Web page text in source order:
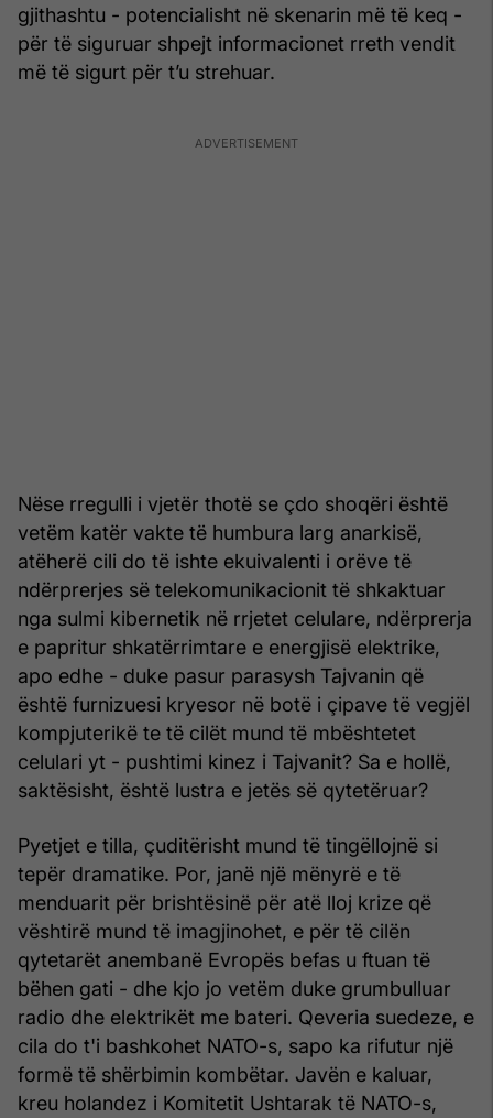
gjithashtu - potencialisht në skenarin më të keq -
për të siguruar shpejt informacionet rreth vendit
më të sigurt për t’u strehuar.
Nëse rregulli i vjetër thotë se çdo shoqëri është
vetëm katër vakte të humbura larg anarkisë,
atëherë cili do të ishte ekuivalenti i orëve të
ndërprerjes së telekomunikacionit të shkaktuar
nga sulmi kibernetik në rrjetet celulare, ndërprerja
e papritur shkatërrimtare e energjisë elektrike,
apo edhe - duke pasur parasysh Tajvanin që
është furnizuesi kryesor në botë i çipave të vegjël
kompjuterikë te të cilët mund të mbështetet
celulari yt - pushtimi kinez i Tajvanit? Sa e hollë,
saktësisht, është lustra e jetës së qytetëruar?
Pyetjet e tilla, çuditërisht mund të tingëllojnë si
tepër dramatike. Por, janë një mënyrë e të
menduarit për brishtësinë për atë lloj krize që
vështirë mund të imagjinohet, e për të cilën
qytetarët anembanë Evropës befas u ftuan të
bëhen gati - dhe kjo jo vetëm duke grumbulluar
radio dhe elektrikët me bateri. Qeveria suedeze, e
cila do t'i bashkohet NATO-s, sapo ka rifutur një
formë të shërbimin kombëtar. Javën e kaluar,
kreu holandez i Komitetit Ushtarak të NATO-s,